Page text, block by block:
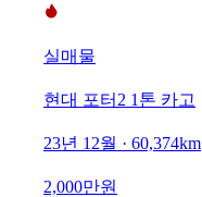
실매물
현대 포터2 1톤 카고
23년 12월 · 60,374km
2,000만원